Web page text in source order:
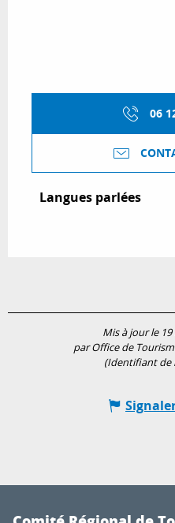
06
Langues parlées
Langues parlées
Mis à jour le 19
par Office de
(Identifiant de